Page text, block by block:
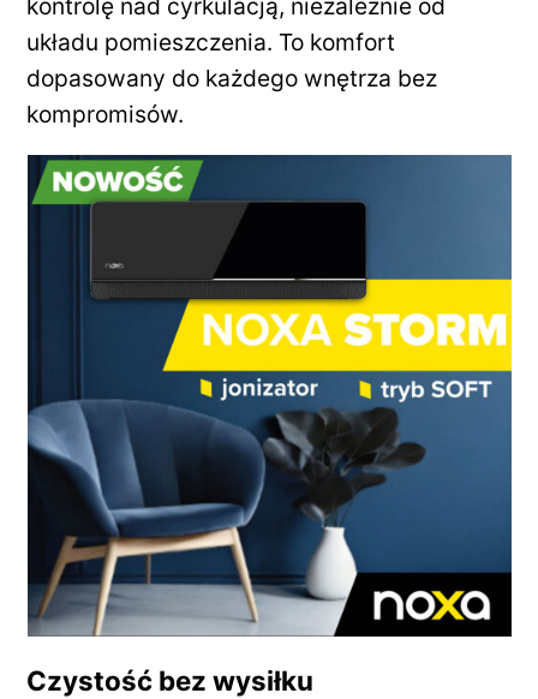
układu pomieszczenia. To komfort
dopasowany do każdego wnętrza bez
kompromisów.
Czystość bez wysiłku